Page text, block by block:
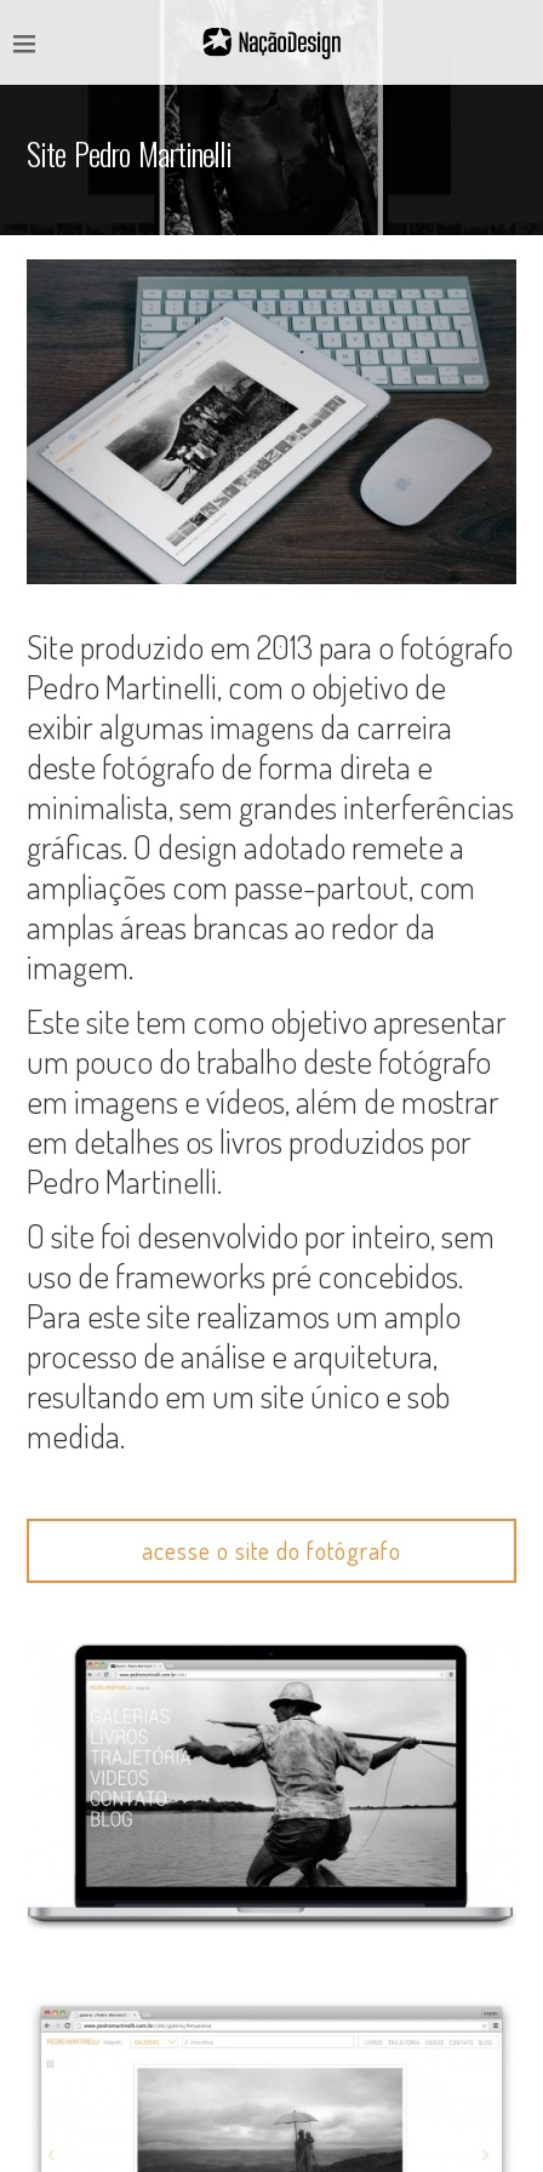
Site Pedro Martinelli
Site produzido em 2013 para o fotógrafo
Pedro Martinelli, com o objetivo de
exibir algumas imagens da carreira
deste fotógrafo de forma direta e
minimalista, sem grandes interferências
gráficas. O design adotado remete a
ampliações com passe-partout, com
amplas áreas brancas ao redor da
imagem.
Este site tem como objetivo apresentar
um pouco do trabalho deste fotógrafo
em imagens e vídeos, além de mostrar
em detalhes os livros produzidos por
Pedro Martinelli.
O site foi desenvolvido por inteiro, sem
uso de frameworks pré concebidos.
Para este site realizamos um amplo
processo de análise e arquitetura,
resultando em um site único e sob
medida.
acesse o site do fotógrafo